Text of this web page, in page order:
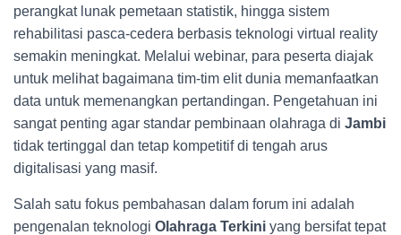
perangkat lunak pemetaan statistik, hingga sistem
rehabilitasi pasca-cedera berbasis teknologi virtual reality
semakin meningkat. Melalui webinar, para peserta diajak
untuk melihat bagaimana tim-tim elit dunia memanfaatkan
data untuk memenangkan pertandingan. Pengetahuan ini
sangat penting agar standar pembinaan olahraga di Jambi
tidak tertinggal dan tetap kompetitif di tengah arus
digitalisasi yang masif.
Salah satu fokus pembahasan dalam forum ini adalah
pengenalan teknologi Olahraga Terkini yang bersifat tepat